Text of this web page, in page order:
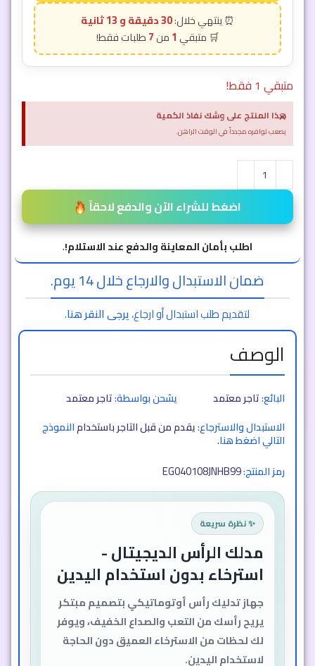
30 دقيقة و 11 ثانية
1
7
متبقي 1 فقط!
هذا المنتج على وشك نفاذ الكمية
يصعب توافره مجدداً في الوقت الراهن.
×
اضغط للشراء الآن والدفع لاحقاً
اطلب بأمان المعاينة والدفع عند الاستلام!.
ضمان الاستبدال والارجاع خلال 14 يوم.
لتقديم طلب استبدال أو ارجاع،يرجى النقر هنا.
الوصف
البائع:تاجر معتمد يشحن بواسطة:تاجر معتمد
الاستبدال والاسترجاع:يقدم من قبل التاجر باستخدامالنموذج
التالي اضغط هنا.
رمز المنتج:EG040108JNHB99
✨ نظرة سريعة
مدلك الرأس الديجيتال -
استرخاء بدون استخدام اليدين
جهاز تدليك رأس أوتوماتيكي بتصميم مبتكر
يريح رأسك من التعب والصداع الخفيف، ويوفر
لك لحظات من الاسترخاء العميق دون الحاجة
لاستخدام اليدين.